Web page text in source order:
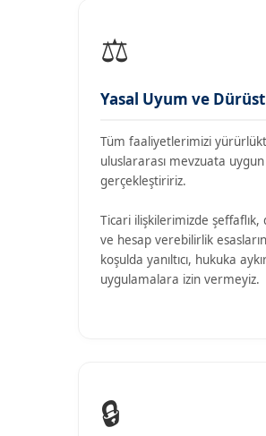
⚖️
Yasal Uyum ve Dürüst
Tüm faaliyetlerimizi
uluslararası mevzuata
gerçekleştiririz.
Ticari ilişkilerimizde şeffaflık,
ve hesap verebilirlik
koşulda yanıltıcı, hukuka
uygulamalara izin vermeyiz.
🔒